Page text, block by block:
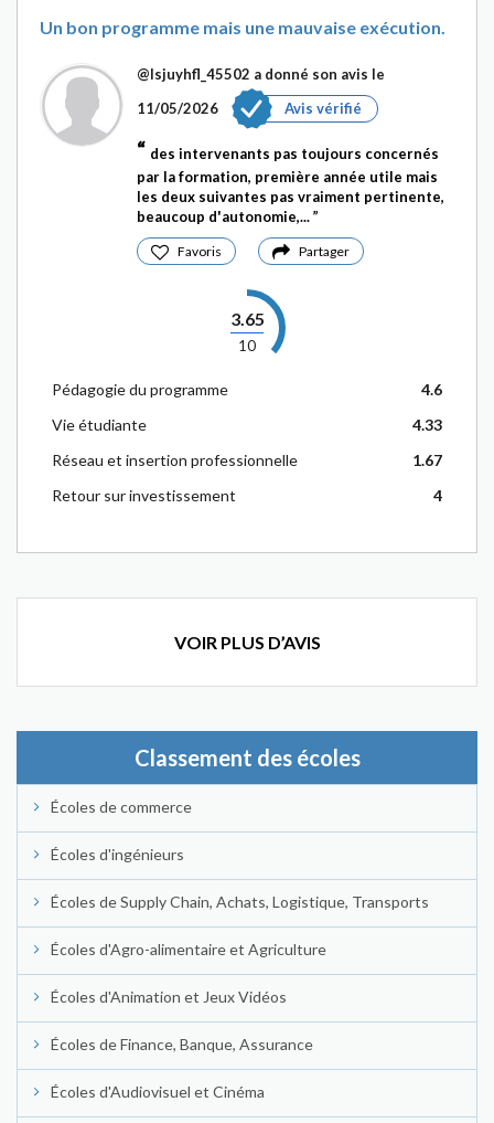
Un bon programme mais une mauvaise exécution.
@Isjuyhfl_45502 a donné son avis le
11/05/2026
Avis vérifié
des intervenants pas toujours concernés
par la formation, première année utile mais
les deux suivantes pas vraiment pertinente,
beaucoup d'autonomie,...
Favoris Partager
3.65
10
Pédagogie du programme
4.6
Vie étudiante
4.33
Réseau et insertion professionnelle
1.67
Retour sur investissement
4
VOIR PLUS D’AVIS
Classement des écoles
Écoles de commerce
Écoles d'ingénieurs
Écoles de Supply Chain, Achats, Logistique, Transports
Écoles d'Agro-alimentaire et Agriculture
Écoles d'Animation et Jeux Vidéos
Écoles de Finance, Banque, Assurance
Écoles d'Audiovisuel et Cinéma